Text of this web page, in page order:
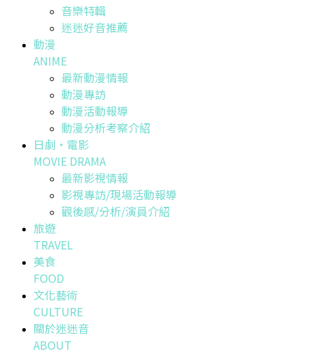
音樂特輯
迷迷好音推薦
動漫
ANIME
最新動漫情報
動漫專訪
動漫活動報導
動漫分析考察介紹
日劇・電影
MOVIE DRAMA
最新影視情報
影視專訪/現場活動報導
觀後感/分析/演員介紹
旅遊
TRAVEL
美食
FOOD
文化藝術
CULTURE
關於迷迷音
ABOUT